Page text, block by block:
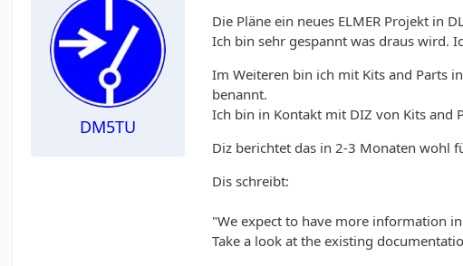
DM5TU
Die Pläne ein neues ELMER Projekt in
Ich bin sehr gespannt was draus wird.
Im Weiteren bin ich mit Kits and Parts
benannt.
Ich bin in Kontakt mit DIZ von Kits and
Diz berichtet das in 2-3 Monaten wohl
Dis schreibt:
"We expect to have more information
Take a look at the existing